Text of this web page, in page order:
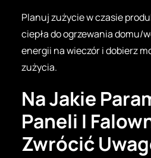
Planuj zużycie w czasie
ciepła do ogrzewania domu/
energii na wieczór i dobierz
zużycia.
Na Jakie
Paneli I
Zwrócić